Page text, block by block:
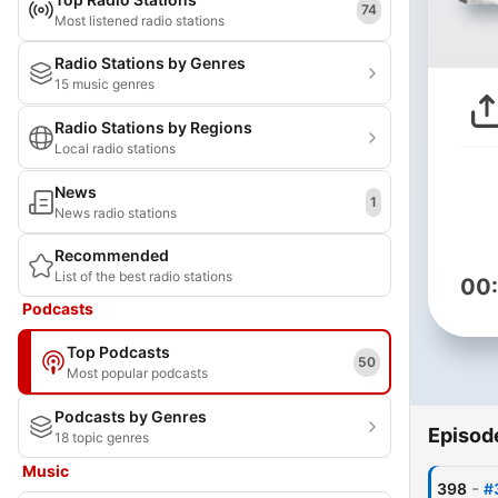
Most listened radio stations
74
Radio Stations by Genres
15 music genres
Radio Stations by Regions
Local radio stations
News
News radio stations
1
Recommended
List of the best radio stations
Podcasts
Top Podcasts
Most popular podcasts
50
Podcasts by Genres
18 topic genres
Music
398 -